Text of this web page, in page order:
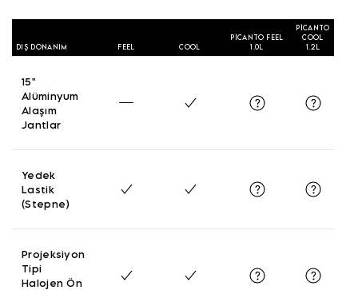
DIŞ DONANIM FEEL COOL
PİCANTO FEEL
1.0L
PİCANTO
COOL
1.2L
15"
Alüminyum
Alaşım
Jantlar
Yedek
Lastik
(Stepne)
Projeksiyon
Tipi
Halojen Ön